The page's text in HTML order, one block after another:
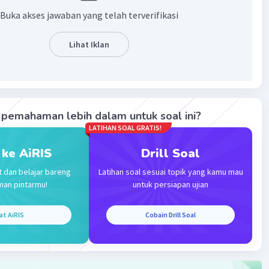
suatu sel volta. Untuk penulisan elektroda dalam
volta adalah sebagai berikut.
bermuatan negatif sehingga mengalami oksidasi,
Cu bermuatan positif sehingga mengalami reduksi. Maka
sel voltanya adalah Zn(s) | Zn^2+(aq) || Cu^2+(aq) |
·0.0(0)
Buka akses jawaban yang telah terverifikasi
Lihat Iklan
lebih dalam untuk soal ini?
AiRIS
dan belajar bareng
pintarmu!
AiRIS
LATIHAN SOAL GRATIS!
Drill Soal
Latihan soal sesuai topik yang kamu mau
untuk persiapan ujian
Cobain Drill Soal